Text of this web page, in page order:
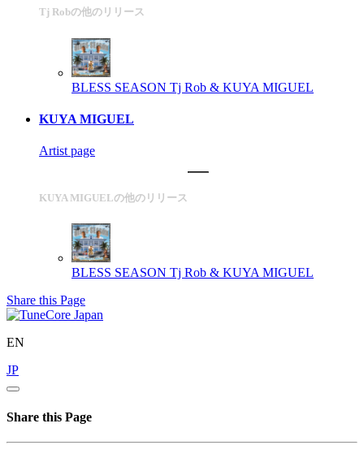
Tj Robの他のリリース
BLESS SEASON Tj Rob & KUYA MIGUEL
KUYA MIGUEL
Artist page
KUYA MIGUELの他のリリース
BLESS SEASON Tj Rob & KUYA MIGUEL
Share this Page
EN
JP
Share this Page